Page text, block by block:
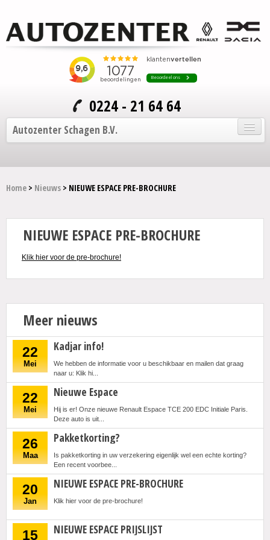
0224 - 21 64 64
Autozenter Schagen B.V.
Home
Onze auto's
Service en onderhoud
Over Autozenter
Home > Nieuws > NIEUWE ESPACE PRE-BROCHURE
NIEUWE ESPACE PRE-BROCHURE
Klik hier voor de pre-brochure!
Meer nieuws
22
Mei
Kadjar info!
We hebben de informatie voor u beschikbaar en mailen dat graag
naar u: Klik hi...
22
Mei
Nieuwe Espace
Hij is er! Onze nieuwe Renault Espace TCE 200 EDC Initiale Paris.
Deze auto is uit...
26
Maa
Pakketkorting?
Is pakketkorting in uw verzekering eigenlijk wel een echte korting?
Een recent voorbee...
20
Jan
NIEUWE ESPACE PRE-BROCHURE
Klik hier voor de pre-brochure!
15 NIEUWE ESPACE PRIJSLIJST